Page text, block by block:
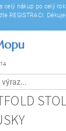
celý nákup po celý
REGISTRACI.